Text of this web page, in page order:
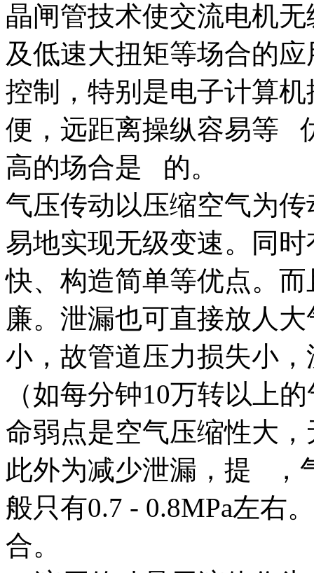
晶闸管技术使交流电机
及低速大扭矩等场合的
控制，特别是电子计算
便，远距离操纵容易等
高的场合是 的。
气压传动以压缩空气为
易地实现无级变速。同
快、构造简单等优点。
廉。泄漏也可直接放人
小，故管道压力损失小
（如每分钟10万转以上
命弱点是空气压缩性大
此外为减少泄漏，提 ，
般只有0.7 - 0.8MPa左右
合。